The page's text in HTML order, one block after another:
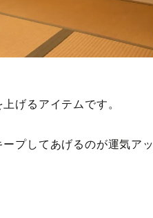
げるアイテムです。
プしてあげるのが運気アッ